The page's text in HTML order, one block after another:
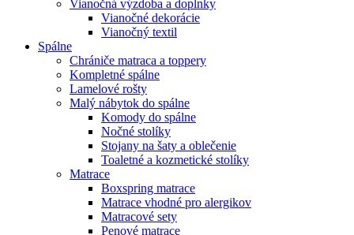
Vianočná výzdoba a doplnky
Vianočné dekorácie
Vianočný textil
Spálne
Chrániče matraca a toppery
Kompletné spálne
Lamelové rošty
Malý nábytok do spálne
Komody do spálne
Nočné stolíky
Stojany na šaty a oblečenie
Toaletné a kozmetické stolíky
Matrace
Boxspring matrace
Matrace vhodné pro alergikov
Matracové sety
Penové matrace